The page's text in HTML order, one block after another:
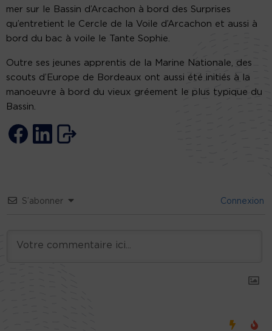
mer sur le Bassin d’Arcachon à bord des Surprises
qu’entretient le Cercle de la Voile d’Arcachon et aussi à
bord du bac à voile le Tante Sophie.
Outre ses jeunes apprentis de la Marine Nationale, des
scouts d’Europe de Bordeaux ont aussi été initiés à la
manoeuvre à bord du vieux gréement le plus typique du
Bassin.
S’abonner Connexion